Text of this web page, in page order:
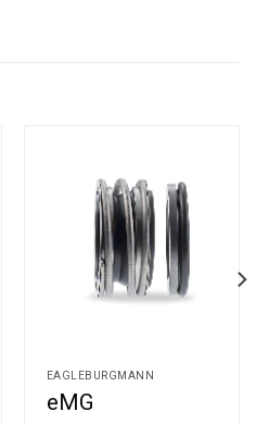
EAGLEBURGMANN
eMG